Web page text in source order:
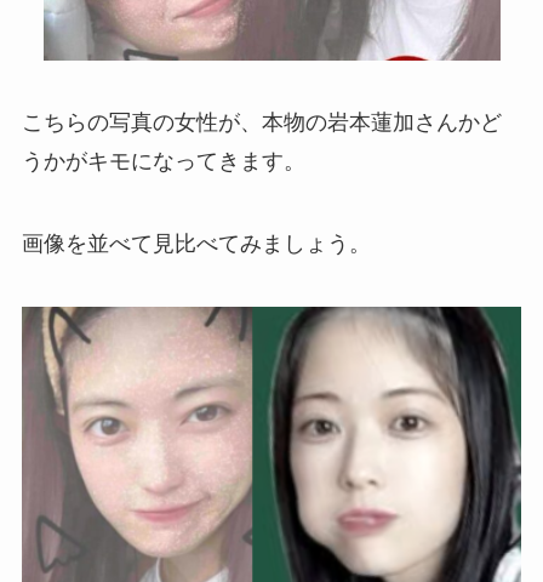
こちらの写真の女性が、本物の岩本蓮加さんかど
うかがキモになってきます。
画像を並べて見比べてみましょう。